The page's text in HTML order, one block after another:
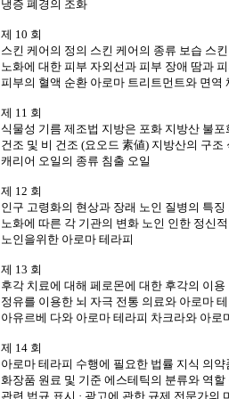
냉증 폐경의 조화
제 10 회
스킨 케어의 정의 스킨 케어의 종류 보습 스
노화에 대한 피부 자외선과 피부 장애 땀과
피부의 혈액 순환 아로마 트리트먼트와 면역
제 11 회
식물성 기름 제조법 지방은 포화 지방산 불
건조 및 비 건조 (요오드 素値) 지방산의 구조
캐리어 오일의 종류 침출 오일
제 12 회
인구 고령화의 현상과 장래 노인 질병의 특
노화에 따른 각 기관의 변화 노인 인한 정신
노인을위한 아로마 테라피
제 13 회
후각 치료에 대해 페로몬에 대한 후각의 이
정유를 이용한 뇌 자극 전통 의료와 아로마
아유르베 다와 아로마 테라피 차크라와 아로
제 14 회
아로마 테라피 수행에 필요한 법률 지식 의
화장품 원료 및 기준 에스테틱의 분류와 역할
관련 법규 표시 · 광고에 관한 규제 전문가의